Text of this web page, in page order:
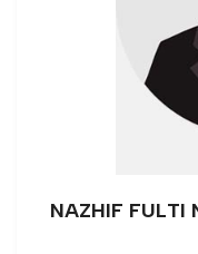
NAZHIF FULTI